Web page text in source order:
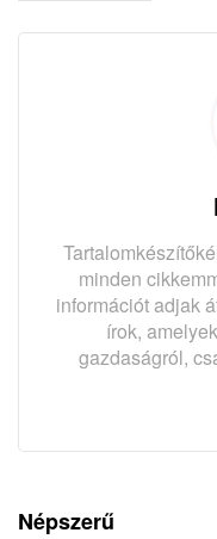
minden
információt adjak
írok,
gazdaságról,
Népszerű